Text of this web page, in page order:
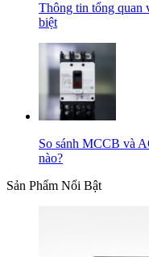
Thông tin tổng quan
biệt
So sánh MCCB và
nào?
Sản Phẩm Nổi Bật